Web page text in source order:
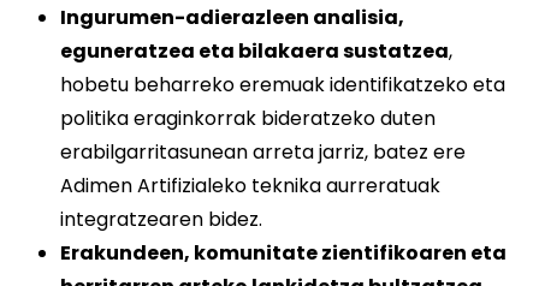
Ingurumen-adierazleen analisia,
eguneratzea eta bilakaera sustatzea,
hobetu beharreko eremuak identifikatzeko eta
politika eraginkorrak bideratzeko duten
erabilgarritasunean arreta jarriz, batez ere
Adimen Artifizialeko teknika aurreratuak
integratzearen bidez.
Erakundeen, komunitate zientifikoaren eta